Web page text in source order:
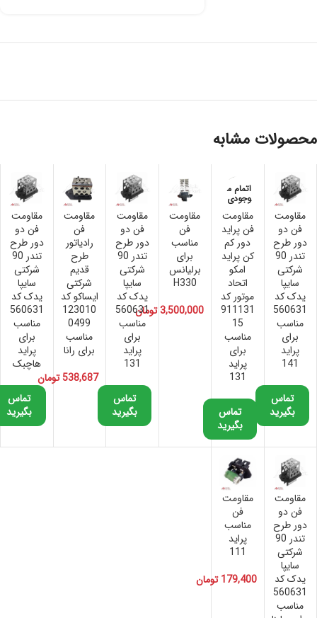
محصولات مشابه
مقاومت
فن دو
دور طرح
تندر 90
شرکتی
سایپا
یدک کد
560631
مناسب
برای
پراید
141
تماس
بگیرید
اتمام م
وجودی
مقاومت
فن پراید
دور کم
کن پراید
امکو
اتحاد
موتور کد
911131
15
مناسب
برای
پراید
131
تماس
بگیرید
مقاومت
فن
مناسب
برای
برلیانس
H330
3,500,000تومان
مقاومت
فن دو
دور طرح
تندر 90
شرکتی
سایپا
یدک کد
560631
مناسب
برای
پراید
131
تماس
بگیرید
مقاومت
فن
رادیاتور
طرح
قدیم
شرکتی
ایساکو کد
123010
0499
مناسب
برای رانا
538,687 تومان
مقاومت
فن دو
دور طرح
تندر 90
شرکتی
سایپا
یدک کد
560631
مناسب
برای
پراید
هاچبک
تماس
بگیرید
مقاومت
فن دو
دور طرح
تندر 90
شرکتی
سایپا
یدک کد
560631
مناسب
مقاومت
فن
مناسب
پراید
111
179,400 تومان